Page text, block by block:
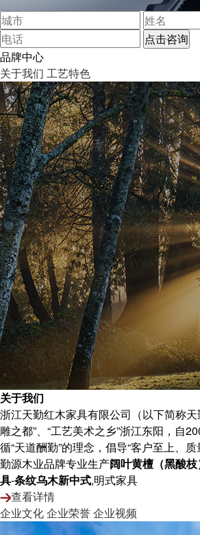
品牌中心
关于我们 工艺特色
关于我们
浙江天勤红木家具有限公司（以下简称
雕之都”、“工艺美术之乡”浙江东阳，自
循“天道酬勤”的理念，倡导“客户至上、
勤源木业品牌专业生产阔叶黄檀（黑酸
具-条纹乌木新中式,明式家具
查看详情
企业文化企业荣誉企业视频